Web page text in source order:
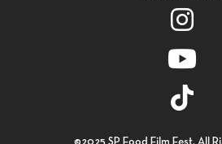
©2025 SP Food Film Fest. All